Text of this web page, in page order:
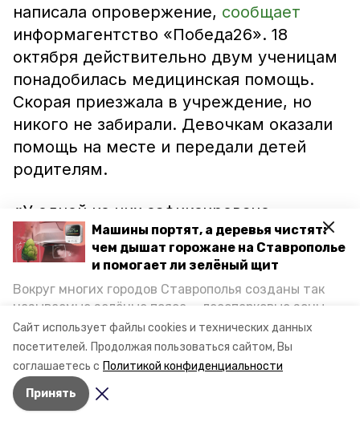
Сайт использует файлы cookies и технических данных
посетителей. Продолжая пользоваться сайтом, Вы
соглашаетесь с Политикой конфиденциальности
Принять
Машины портят, а деревья чистят:
чем дышат горожане на Ставрополье
и помогает ли зелёный щит
Вокруг многих городов Ставрополья созданы так
называемые зелёные пояса — лесопарковые зоны,
снижающие негативное воздействие выхлопных
газов на атмосферу. Справляются ли они с
постоянно растущим потоком автотранспорта и
каким воздухом дышат жители края, узнала
корреспондент «Победы26».
написала опровержение, сообщает
информагентство «Победа26». 18
октября действительно двум ученицам
понадобилась медицинская помощь.
Скорая приезжала в учреждение, но
никого не забирали. Девочкам оказали
помощь на месте и передали детей
родителям.
«У одной из них зафиксировано
повышенное давление на уроке
физкультуры, вторая ученица
числе повышение давления. Она стоит
на учёте у невролога с диагнозом ОВЗ»,
— рассказали в горадминистрации.
Авторы: Светлана Наздрачёва